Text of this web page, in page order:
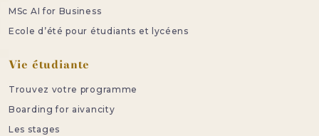
MSc AI for Business
Ecole d’été pour étudiants et lycéens
Vie étudiante
Trouvez votre programme
Boarding for aivancity
Les stages